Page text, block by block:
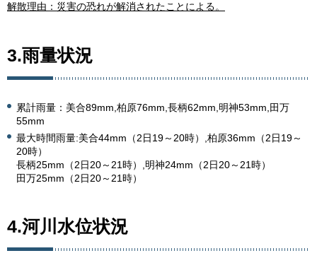
解散理由：災害の恐れが解消されたことによる。
3.雨量状況
累計雨量：美合89mm,柏原76mm,長柄62mm,明神53mm,田万
55mm
最大時間雨量:美合44mm（2日19～20時）,柏原36mm（2日19～
20時）
長柄25mm（2日20～21時）,明神24mm（2日20～21時）
田万25mm（2日20～21時）
4.河川水位状況